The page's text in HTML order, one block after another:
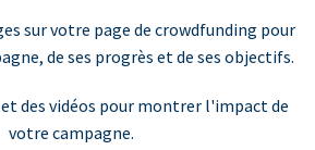
sur votre page de crowdfunding pour
de ses progrès et de ses objectifs.
des vidéos pour montrer l'impact de
votre campagne.